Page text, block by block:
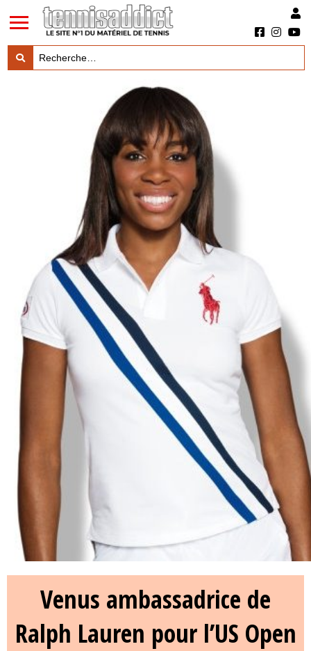
LES TESTS PRODUITS
LES ACTUS MARQUES & PRODUITS
LES GUIDES DU MATERIEL
Venus ambassadrice de
Ralph Lauren pour l’US Open